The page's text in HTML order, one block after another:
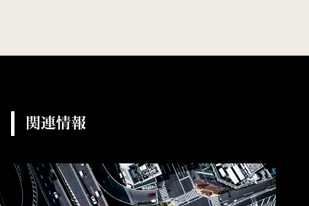
関連情報